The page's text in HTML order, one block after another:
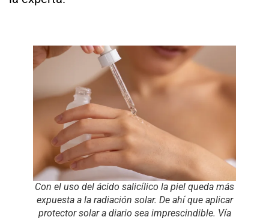
Con el uso del ácido salicílico la piel queda más
expuesta a la radiación solar. De ahí que aplicar
protector solar a diario sea imprescindible. Vía